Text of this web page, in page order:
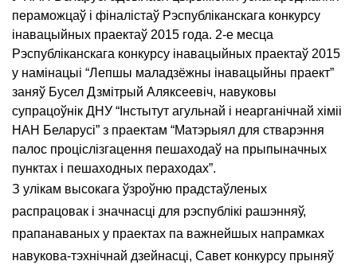
пераможцаў і фіналістаў Рэспубліканскага конкурсу
інавацыйных праектаў 2015 года. 2-е месца
Рэспубліканскага конкурсу інавацыйных праектаў 2015
у намінацыі “Лепшы маладзёжны інавацыйны праект”
заняў Бусел Дзмітрый Аляксеевіч, навуковы
супрацоўнік ДНУ “Інстытут агульнай і неарганічнай хіміі
НАН Беларусі” з праектам “Матэрыял для стварэння
палос проціслізгацення пешаходаў на прыпыначных
пунктах і пешаходных пераходах”.
З улікам высокага ўзроўню прадстаўленых
распрацовак і значнасці для рэспублікі рашэнняў,
прапанаваных у праектах па важнейшых напрамках
навукова-тэхнічнай дзейнасці, Савет конкурсу прыняў